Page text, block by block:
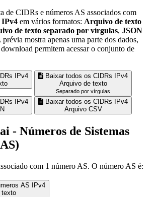
de CIDRs e números AS associados com
IPv4 em vários formatos: Arquivo de texto
de texto separado por vírgulas, JSON
prévia mostra apenas uma parte dos dados,
download permitem acessar o conjunto de
IPv4
Baixar todos os CIDRs IPv4
Arquivo de texto
Separado por vírgulas
IPv4
Baixar todos os CIDRs IPv4
Arquivo CSV
- Números de Sistemas
com 1 número AS. O número AS é:
AS IPv4
texto